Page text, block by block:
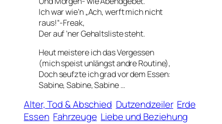
Ich war wie’n „Ach, werft mich nicht
raus!“-Freak,
Der auf ’ner Gehaltsliste steht.
Heut meistere ich das Vergessen
(mich speist unlängst andre Routine),
Doch seufzte ich grad vor dem Essen:
Sabine, Sabine, Sabine …
Alter, Tod & Abschied Dutzendzeiler Erde
Essen Fahrzeuge Liebe und Beziehung